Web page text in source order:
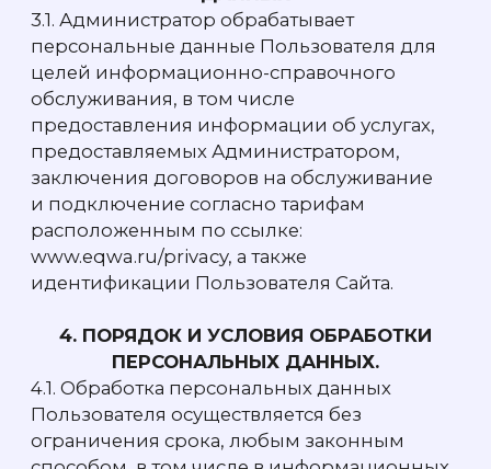
4.6.1. Правовые меры включают в себя, в том
числе создание документов, направленных
на защиту персональных данных:
положение о защите персональных
данных, издание приказа о назначении
лиц, ответственных за защиту
соглашений о конфиденциальности
с лицами, имеющим доступ
к персональным данным.
4.6.2. Организационные меры, в том числе
назначение лиц, ответственных за защиту
персональных данных, хранение
персональных данных, содержащиеся
на материальных носителях в сейфе.
средств защиты информации, прошедших
процедуру оценки требованиям
законодательства РФ, взаимодействие
с госсистемой обнаружения,
последствий кибератак.
5. ПРАВА ПОЛЬЗОВАТЕЛЯ